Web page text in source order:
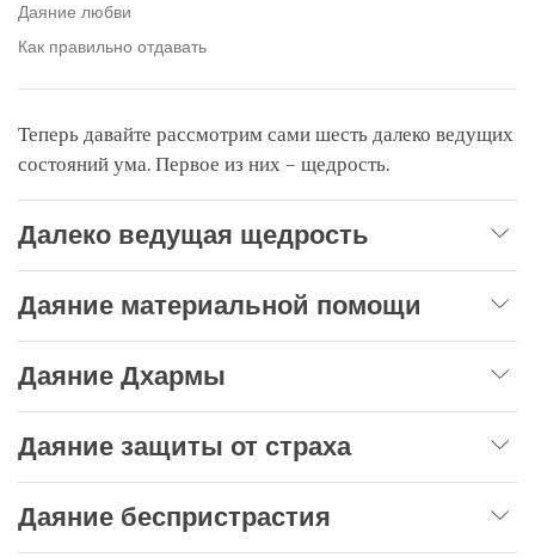
Даяние любви
Как правильно отдавать
Теперь давайте рассмотрим сами шесть далеко ведущих
состояний ума. Первое из них – щедрость.
Далеко ведущая щедрость
Даяние материальной помощи
Даяние Дхармы
Даяние защиты от страха
Даяние беспристрастия